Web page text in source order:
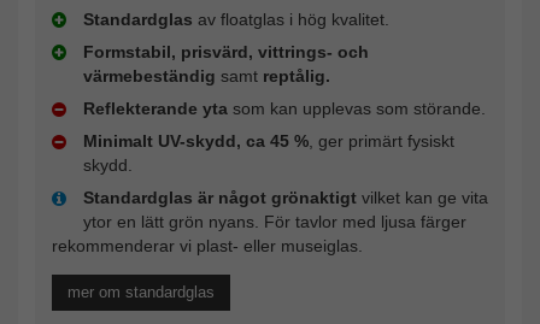
Standardglas av floatglas i hög kvalitet.
Formstabil, prisvärd, vittrings- och
värmebeständig samt reptålig.
Reflekterande yta som kan upplevas som störande.
Minimalt UV-skydd, ca 45 % , ger primärt fysiskt
skydd.
Standardglas är något grönaktigt vilket kan ge vita
ytor en lätt grön nyans. För tavlor med ljusa färger
rekommenderar vi plast- eller museiglas.
mer om standardglas